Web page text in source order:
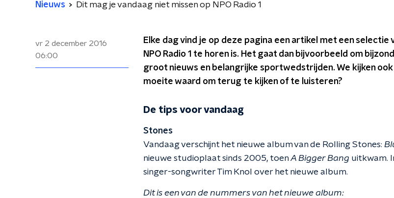
Nieuws Dit mag je vandaag niet missen op NPO Radio 1
vr 2 december 2016
06:00
Elke dag vind je op deze pagina een artikel met een selectie
NPO Radio 1 te horen is. Het gaat dan bijvoorbeeld om
groot nieuws en belangrijke sportwedstrijden. We kijken
moeite waard om terug te kijken of te luisteren?
De tips voor vandaag
Stones
Vandaag verschijnt het nieuwe album van de Rolling Stones:
nieuwe studioplaat sinds 2005, toenA Bigger Bang uitkwam.
singer-songwriter Tim Knol over het nieuwe album.
Dit is een van de nummers van het nieuwe album: